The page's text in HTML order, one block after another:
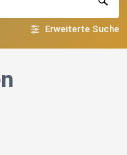
Erweiterte Suche